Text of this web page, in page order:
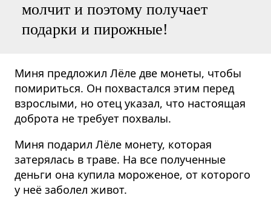
молчит и поэтому получает
подарки и пирожные!
Миня предложил Лёле две монеты, чтобы
помириться. Он похвастался этим перед
взрослыми, но отец указал, что настоящая
доброта не требует похвалы.
Миня подарил Лёле монету, которая
затерялась в траве. На все полученные
деньги она купила мороженое, от которого
у неё заболел живот.